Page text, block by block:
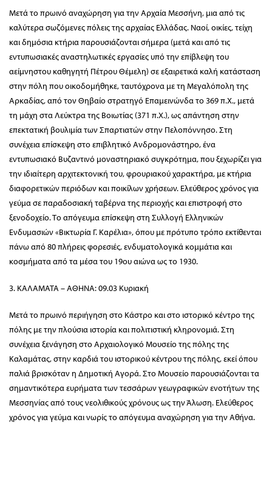
Μετά το πρωινό αναχώρηση για την Αρχαία Μεσσήνη, μια από τις
καλύτερα σωζόμενες πόλεις της αρχαίας Ελλάδας. Ναοί, οικίες, τείχη
και δημόσια κτήρια παρουσιάζονται σήμερα (μετά και από τις
εντυπωσιακές αναστηλωτικές εργασίες υπό την επίβλεψη του
αείμνηστου καθηγητή Πέτρου Θέμελη) σε εξαιρετικά καλή κατάσταση
στην πόλη που οικοδομήθηκε, ταυτόχρονα με τη Μεγαλόπολη της
Αρκαδίας, από τον Θηβαίο στρατηγό Επαμεινώνδα το 369 π.Χ., μετά
τη μάχη στα Λεύκτρα της Βοιωτίας (371 π.Χ.), ως απάντηση στην
επεκτατική βουλιμία των Σπαρτιατών στην Πελοπόννησο. Στη
συνέχεια επίσκεψη στο επιβλητικό Ανδρομονάστηρο, ένα
εντυπωσιακό Βυζαντινό μοναστηριακό συγκρότημα, που ξεχωρίζει για
την ιδιαίτερη αρχιτεκτονική του, φρουριακού χαρακτήρα, με κτήρια
διαφορετικών περιόδων και ποικίλων χρήσεων. Ελεύθερος χρόνος για
γεύμα σε παραδοσιακή ταβέρνα της περιοχής και επιστροφή στο
ξενοδοχείο. Το απόγευμα επίσκεψη στη Συλλογή Ελληνικών
Ενδυμασιών «Βικτωρία Γ. Καρέλια», όπου με πρότυπο τρόπο εκτίθενται
πάνω από 80 πλήρεις φορεσιές, ενδυματολογικά κομμάτια και
κοσμήματα από τα μέσα του 19ου αιώνα ως το 1930.
3. ΚΑΛΑΜΑΤΑ – ΑΘΗΝΑ: 09.03 Κυριακή
Μετά το πρωινό περιήγηση στο Κάστρο και στο ιστορικό κέντρο της
πόλης με την πλούσια ιστορία και πολιτιστική κληρονομιά. Στη
συνέχεια ξενάγηση στο Αρχαιολογικό Μουσείο της πόλης της
Καλαμάτας, στην καρδιά του ιστορικού κέντρου της πόλης, εκεί όπου
παλιά βρισκόταν η Δημοτική Αγορά. Στο Μουσείο παρουσιάζονται τα
σημαντικότερα ευρήματα των τεσσάρων γεωγραφικών ενοτήτων της
Μεσσηνίας από τους νεολιθικούς χρόνους ως την Άλωση. Ελεύθερος
χρόνος για γεύμα και νωρίς το απόγευμα αναχώρηση για την Αθήνα.